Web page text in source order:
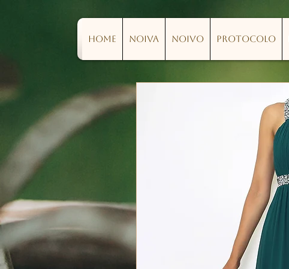
Home Noiva Noivo Protocolo